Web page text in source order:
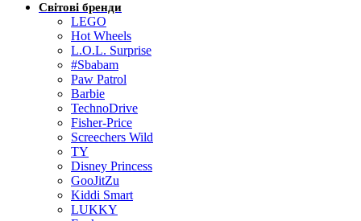
Світові бренди
LEGO
Hot Wheels
L.O.L. Surprise
#Sbabam
Paw Patrol
Barbie
TechnoDrive
Fisher-Price
Screechers Wild
TY
Disney Princess
GooJitZu
Kiddi Smart
LUKKY